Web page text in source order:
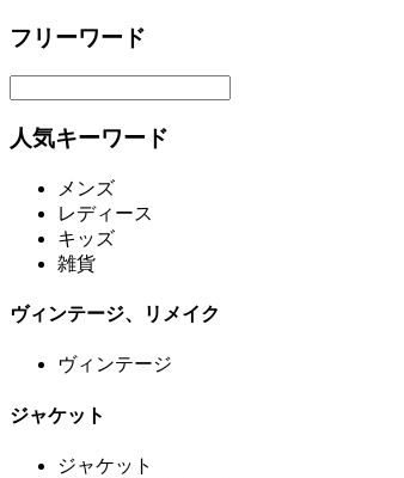
フリーワード
人気キーワード
メンズ
レディース
キッズ
雑貨
ヴィンテージ、リメイク
ヴィンテージ
ジャケット
ジャケット